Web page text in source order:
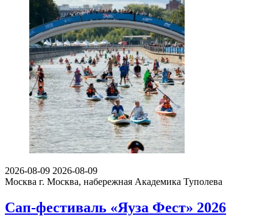
2026-08-09 2026-08-09
Москва г. Москва, набережная Академика Туполева
Сап-фестиваль «Яуза Фест» 2026